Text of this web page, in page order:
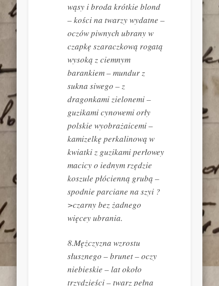
wąsy i broda krótkie blond
– kości na twarzy wydatne –
oczów piwnych ubrany w
czapkę szaraczkową rogatą
wysoką z ciemnym
barankiem – mundur z
sukna siwego – z
dragonkami zielonemi –
guzikami cynowemi orły
polskie wyobrażaicemi –
kamizelkę perkalinową w
kwiatki z guzikami perłowey
macicy o iednym rzędzie
koszule płócienną grubą –
spodnie parciane na szyi ?
>czarny bez żadnego
więcey ubrania.
8.Mężczyzna wzrostu
słusznego – brunet – oczy
niebieskie – lat około
trzydzieści – twarz pełna